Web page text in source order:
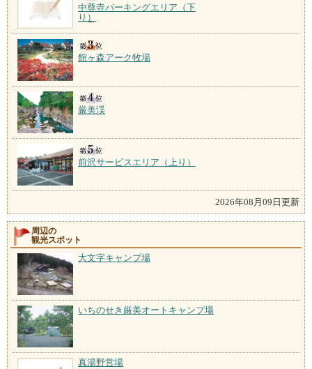
中尊寺パーキングエリア（下
り）
館ヶ森アーク牧場
厳美渓
前沢サービスエリア（上り）
2026年08月09日更新
周辺の
観光スポット
大文字キャンプ場
いちのせき厳美オートキャンプ場
真湯野営場